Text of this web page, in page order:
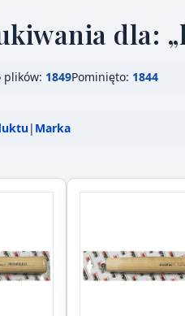
dla:
plików: 1849Pominięto: 1844
| Marka